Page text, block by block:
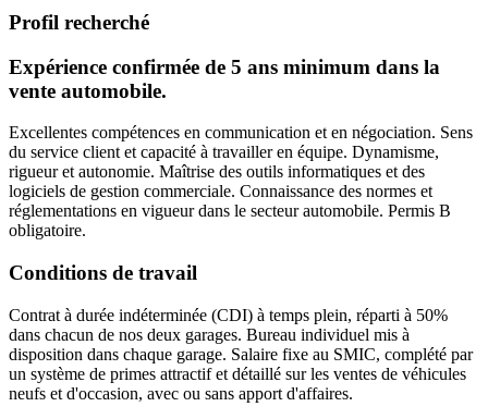
Profil recherché
Expérience confirmée de 5 ans minimum dans la
vente automobile.
Excellentes compétences en communication et en négociation. Sens
du service client et capacité à travailler en équipe. Dynamisme,
rigueur et autonomie. Maîtrise des outils informatiques et des
logiciels de gestion commerciale. Connaissance des normes et
réglementations en vigueur dans le secteur automobile. Permis B
obligatoire.
Conditions de travail
Contrat à durée indéterminée (CDI) à temps plein, réparti à 50%
dans chacun de nos deux garages. Bureau individuel mis à
disposition dans chaque garage. Salaire fixe au SMIC, complété par
un système de primes attractif et détaillé sur les ventes de véhicules
neufs et d'occasion, avec ou sans apport d'affaires.